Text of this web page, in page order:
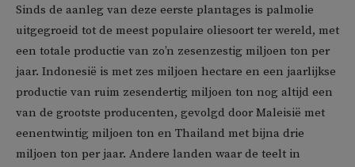
Sinds de aanleg van deze eerste plantages is palmolie
uitgegroeid tot de meest populaire oliesoort ter wereld, met
een totale productie van zo’n zesenzestig miljoen ton per
jaar. Indonesië is met zes miljoen hectare en een jaarlijkse
productie van ruim zesendertig miljoen ton nog altijd een
van de grootste producenten, gevolgd door Maleisië met
eenentwintig miljoen ton en Thailand met bijna drie
miljoen ton per jaar. Andere landen waar de teelt in